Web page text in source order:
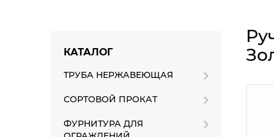
КАТАЛОГ
ТРУБА НЕРЖАВЕЮЩАЯ
СОРТОВОЙ ПРОКАТ
ФУРНИТУРА ДЛЯ